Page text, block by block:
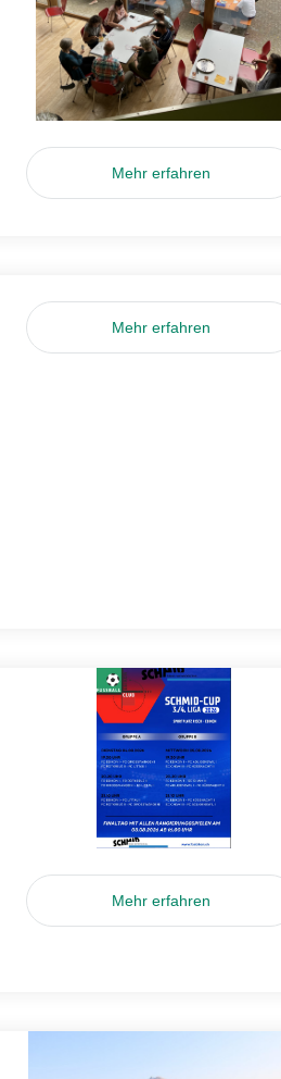
Mehr erfahren
Mehr erfahren
Mehr erfahren